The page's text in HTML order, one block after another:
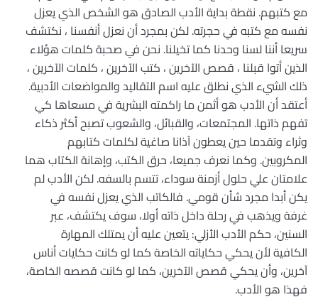
مع كتبهم. نقطة بداية الأدب الصادق هو الشخص الذي يعزل
نفسه مع كتبه في حجرته. لكن بمجرد أن نعزل أنفسنا ، نكتشف
سريعا أننا لسنا وحدنا كما تخيلنا. نحن في صحبة كلمات هؤلاء
الذين أتوا قبلنا ، قصص الآخرين ، كتب الآخرين ، كلمات الآخرين ،
ذلك الشيء الذي نطلق عليه اسم التقاليد والمواضعات الأدبية.
أعتقد أن الأدب هو أثمن ما راكمته البشرية في مسعاها كي
تفهم ذاتها. المجتمعات، والقبائل، والشعوب تصبح أكثر ذكاء
وثراء وتقدما حين يعطون آذانا صاغية لكلمات كتابهم
المكروبين. وكما نعرف جميعا، حرق الكتب، وإهانة الكتاب هما
علامتان علي حلول أزمنة سوداء، تتسم بالسفه. لكن الأدب لم
يكن أبدا مجرد شأن قومي. فالكاتب الذي يعزل نفسه في
غرفة ويذهب في رحلة داخل ذاته أولا، سوف يكتشف، عبر
السنين، حكم الأدب الأزلي: يتعين عليه أن يمتلك المهارة
الكافية لأن يحكي حكاياته الخاصة كما لو كانت حكايات أناس
آخرين، وأن يحكي قصص الآخرين، كما لو كانت قصصه الخاصة،
فهذا هو الأدب.